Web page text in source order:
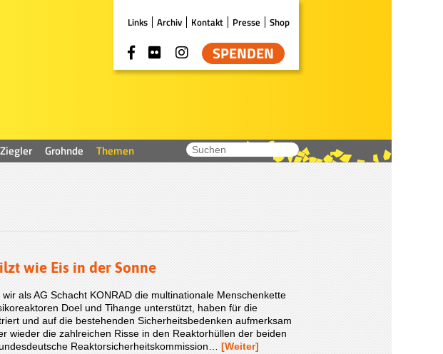
Links Archiv Kontakt Presse Shop
SPENDEN
Grohnde Themen
wie Eis in der Sonne
als AG Schacht KONRAD die multinationale Menschenkette
Doel und Tihange unterstützt, haben für die
und auf die bestehenden Sicherheitsbedenken aufmerksam
wieder die zahlreichen Risse in den Reaktorhüllen der beiden
Reaktorsicherheitskommission… [Weiter]